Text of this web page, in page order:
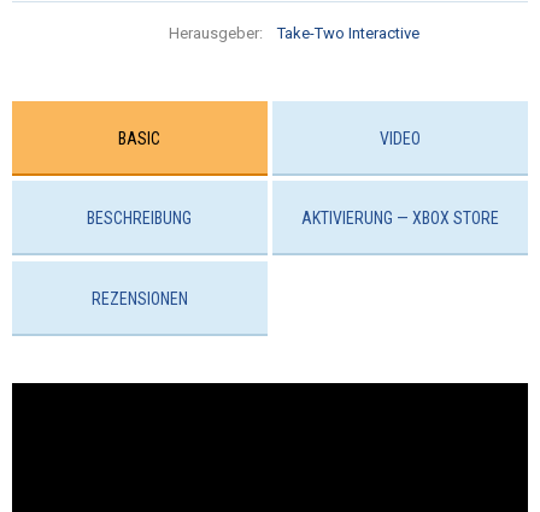
Herausgeber: Take-Two Interactive
BASIC VIDEO
BESCHREIBUNG AKTIVIERUNG — ХBOX STORE
REZENSIONEN